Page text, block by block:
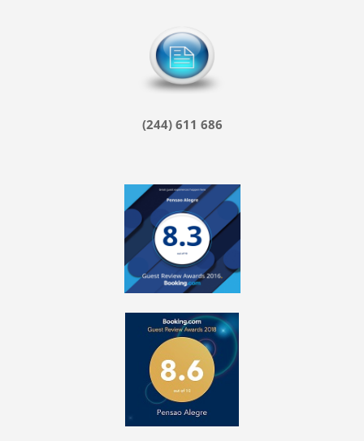
(244) 611 686